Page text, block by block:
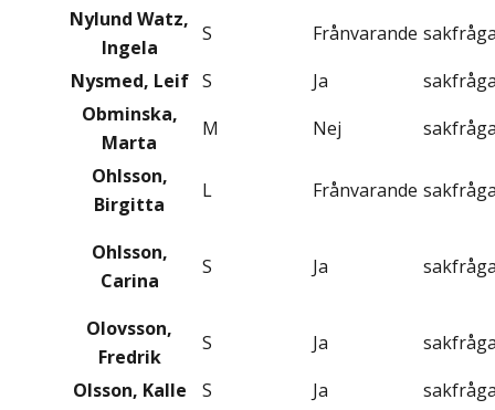
Nylund Watz,
Ingela
S Frånvarande
Nysmed, Leif S Ja
Obminska,
Marta
M Nej
Ohlsson,
Birgitta
L Frånvarande
Ohlsson,
Carina
S Ja
Olovsson,
Fredrik
S Ja
Olsson, Kalle
S Ja